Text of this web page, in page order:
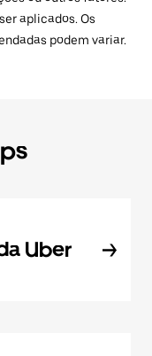
aplicados. Os
podem variar.
Uber